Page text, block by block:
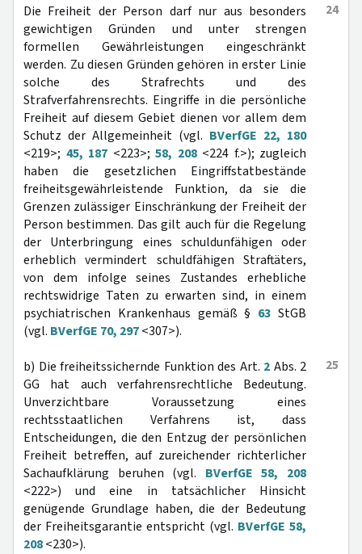
24
Die Freiheit der Person darf nur aus besonders
gewichtigen Gründen und unter strengen
formellen Gewährleistungen eingeschränkt
werden. Zu diesen Gründen gehören in erster Linie
solche des Strafrechts und des
Strafverfahrensrechts. Eingriffe in die persönliche
Freiheit auf diesem Gebiet dienen vor allem dem
Schutz der Allgemeinheit (vgl. BVerfGE 22, 180
<219>; 45, 187 <223>; 58, 208<224 f.>); zugleich
haben die gesetzlichen Eingriffstatbestände
freiheitsgewährleistende Funktion, da sie die
Grenzen zulässiger Einschränkung der Freiheit der
Person bestimmen. Das gilt auch für die Regelung
der Unterbringung eines schuldunfähigen oder
erheblich vermindert schuldfähigen Straftäters,
von dem infolge seines Zustandes erhebliche
rechtswidrige Taten zu erwarten sind, in einem
psychiatrischen Krankenhaus gemäß § 63 StGB
(vgl. BVerfGE 70, 297<307>).
25
b) Die freiheitssichernde Funktion des Art. 2 Abs. 2
GG hat auch verfahrensrechtliche Bedeutung.
Unverzichtbare Voraussetzung eines
rechtsstaatlichen Verfahrens ist, dass
Entscheidungen, die den Entzug der persönlichen
Freiheit betreffen, auf zureichender richterlicher
Sachaufklärung beruhen (vgl. BVerfGE 58, 208
<222>) und eine in tatsächlicher Hinsicht
genügende Grundlage haben, die der Bedeutung
der Freiheitsgarantie entspricht (vgl. BVerfGE 58,
208<230>).